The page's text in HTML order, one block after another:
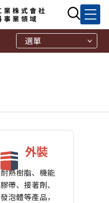
選單
外裝
耐熱樹脂、機能
膠帶、接著劑、
發泡體等產品，